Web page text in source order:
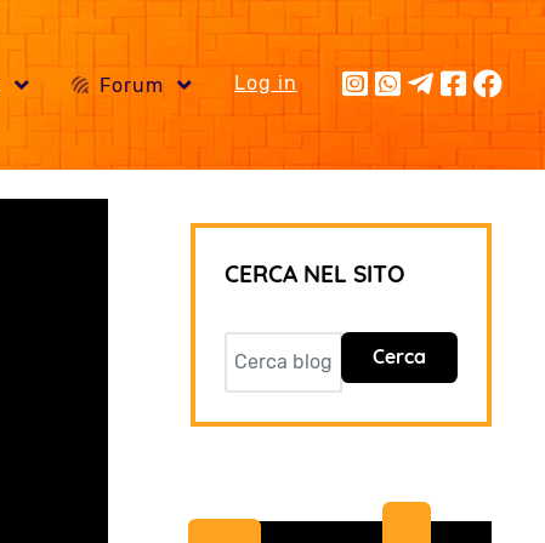
Forum Log in
CERCA NEL SITO
Cerca